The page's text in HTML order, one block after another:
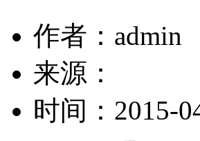
作者：admin
来源：
时间：2015-